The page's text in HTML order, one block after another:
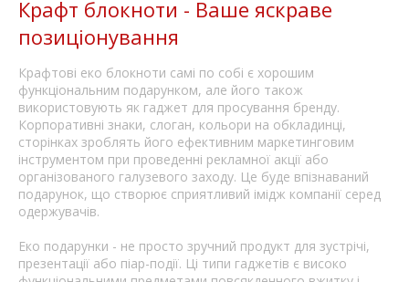
Крафт блокноти - Ваше яскраве
позиціонування
Крафтові еко блокноти самі по собі є хорошим
функціональним подарунком, але його також
використовують як гаджет для просування бренду.
Корпоративні знаки, слоган, кольори на обкладинці,
сторінках зроблять його ефективним маркетинговим
інструментом при проведенні рекламної акції або
організованого галузевого заходу. Це буде впізнаваний
подарунок, що створює сприятливий імідж компанії серед
одержувачів.
Еко подарунки - не просто зручний продукт для зустрічі,
презентації або піар-події. Ці типи гаджетів є високо